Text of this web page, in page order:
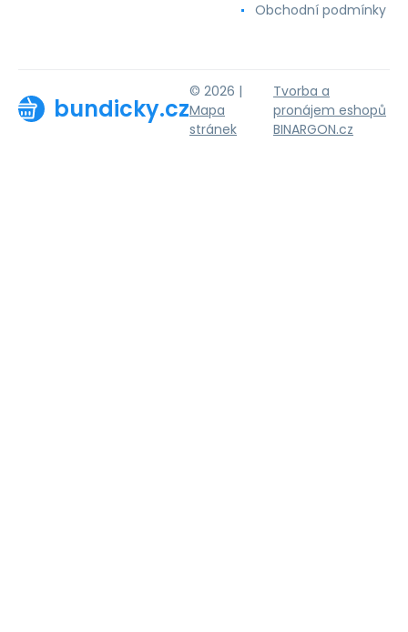
Obchodní podmínky
bundicky.cz
© 2026 |
Mapa
stránek
Tvorba a
pronájem eshopů
BINARGON.cz